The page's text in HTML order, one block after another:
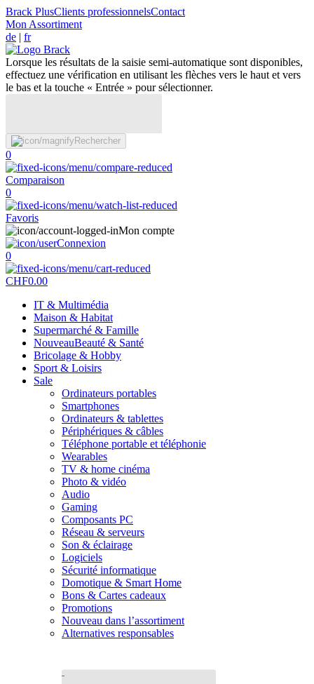
Brack PlusClients professionnelsContact
Mon Assortiment
de | fr
Lorsque les résultats de la saisie semi-automatique sont disponibles,
effectuez une vérification en utilisant les flèches vers le haut et vers
le bas et la touche « Entrée » pour sélectionner.
Rechercher
0
Comparaison
0
Favoris
Mon compte
Connexion
0
CHF0.00
IT & Multimédia
Maison & Habitat
Supermarché & Famille
NouveauBeauté & Santé
Bricolage & Hobby
Sport & Loisirs
Sale
Ordinateurs portables
Smartphones
Ordinateurs & tablettes
Périphériques & câbles
Téléphone portable et téléphonie
Wearables
TV & home cinéma
Photo & vidéo
Audio
Gaming
Composants PC
Réseau & serveurs
Son & éclairage
Logiciels
Sécurité informatique
Domotique & Smart Home
Bons & Cartes cadeaux
Promotions
Nouveau dans l’assortiment
Alternatives responsables